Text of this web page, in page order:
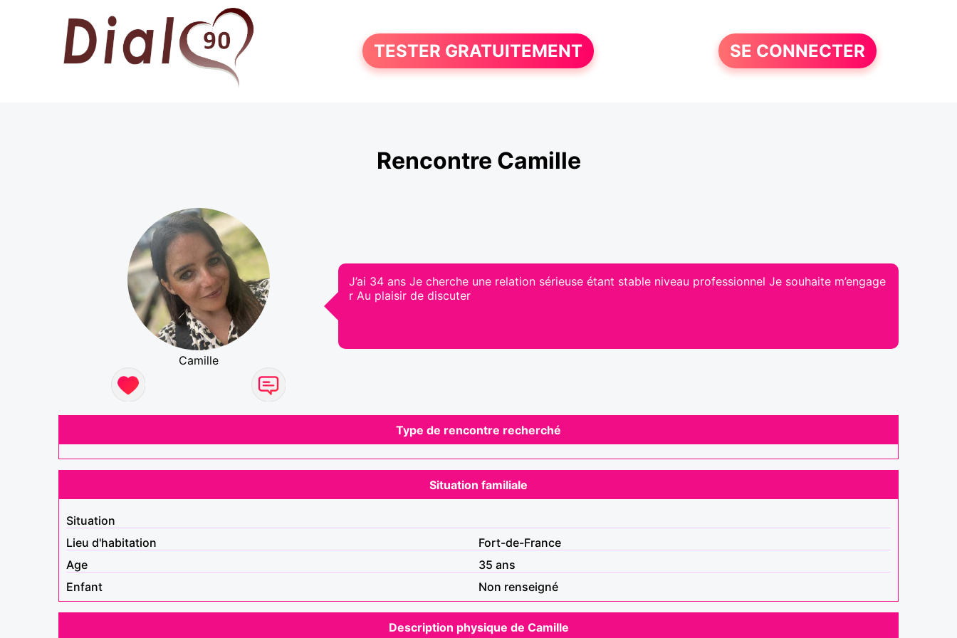
TESTER GRATUITEMENT SE CONNECTER
Rencontre Camille
Camille
J’ai 34 ans Je cherche une relation sérieuse étant stable niveau professionnel Je souhaite m’engage
r Au plaisir de discuter
Type de rencontre recherché
Situation familiale
Situation
Lieu d'habitation
Fort-de-France
Age
35 ans
Enfant
Non renseigné
Description physique de Camille